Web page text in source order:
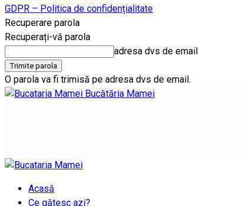
GDPR – Politica de confidențialitate
Recuperare parola
Recuperați-vă parola
adresa dvs de email
O parola va fi trimisă pe adresa dvs de email.
Bucătăria Mamei
Acasă
Ce gătesc azi?